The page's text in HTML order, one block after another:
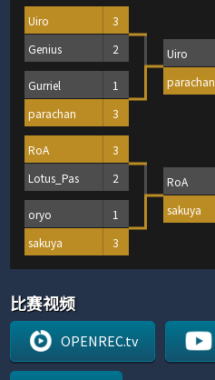
Uiro
3
Genius
2
Gurriel
1
parachan
3
RoA
3
Lotus_Pas
2
oryo
1
sakuya
3
Uiro
parachan
RoA
sakuya
比赛视频
OPENREC.tv